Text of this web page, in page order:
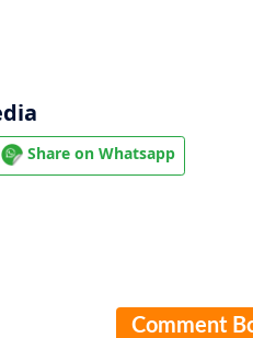
Share on Whatsapp
Comment